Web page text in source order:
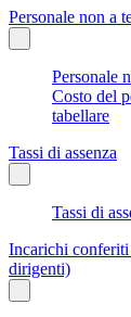
Personale non a
Personale
Costo del
tabellare
Tassi di assenza
Tassi di
Incarichi
dirigenti)